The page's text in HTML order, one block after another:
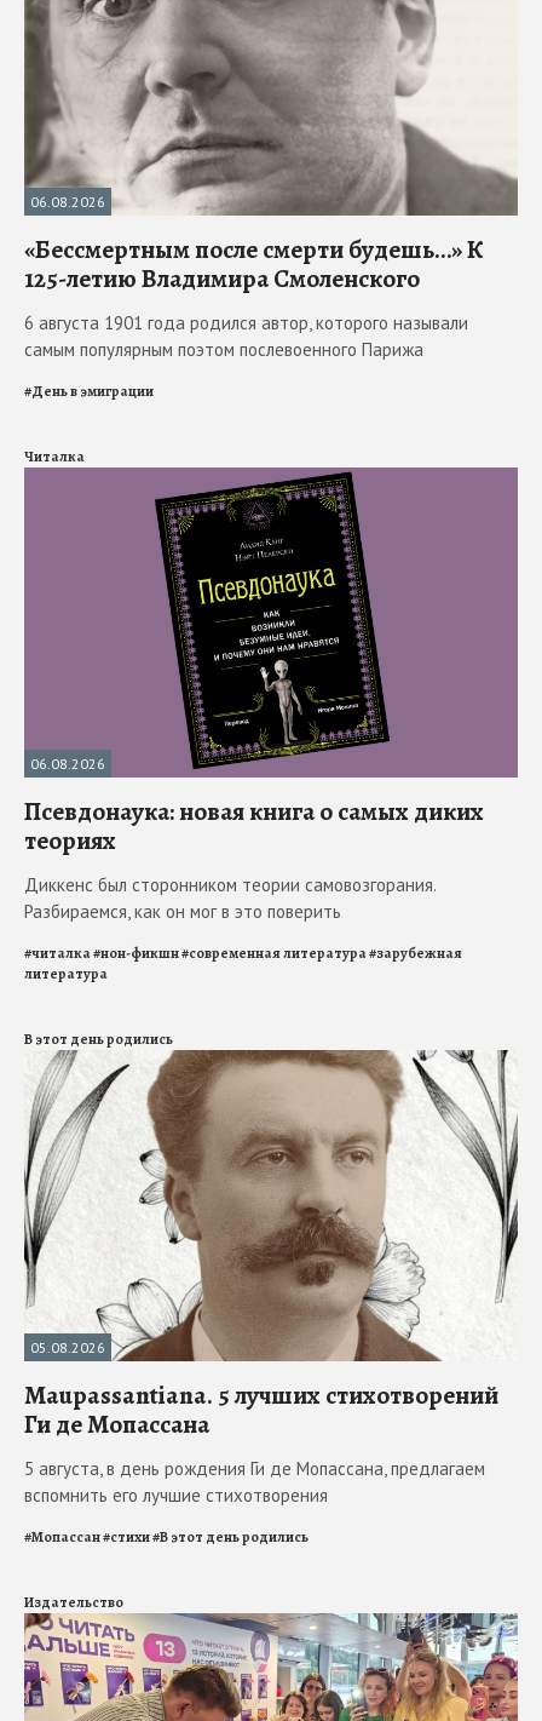
06.08.2026
«Бессмертным после смерти будешь…» К
125-летию Владимира Смоленского
6 августа 1901 года родился автор, которого называли
самым популярным поэтом послевоенного Парижа
#День в эмиграции
Читалка
06.08.2026
Псевдонаука: новая книга о самых диких
теориях
Диккенс был сторонником теории самовозгорания.
Разбираемся, как он мог в это поверить
#читалка#нон-фикшн#современная литература#зарубежная
литература
В этот день родились
05.08.2026
Maupassantiana. 5 лучших стихотворений
Ги де Мопассана
5 августа, в день рождения Ги де Мопассана, предлагаем
вспомнить его лучшие стихотворения
#Мопассан#стихи#В этот день родились
Издательство